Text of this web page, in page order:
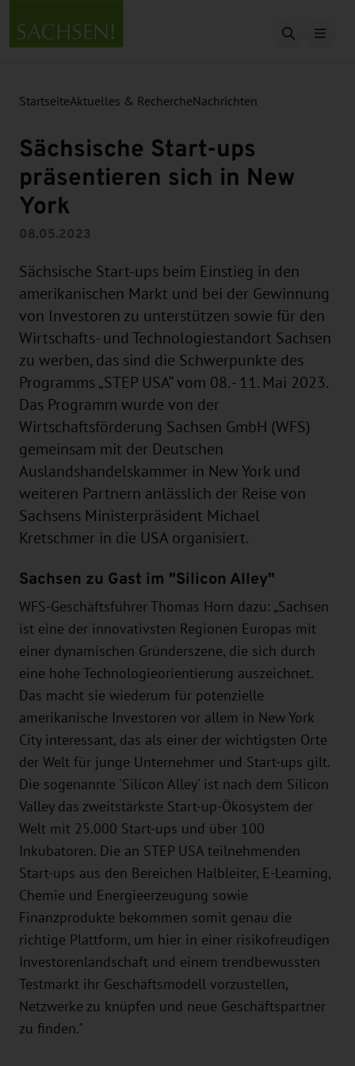
Suche
StartseiteAktuelles & RechercheNachrichten
Sächsische Start-ups
präsentieren sich in New
York
08.05.2023
Sächsische Start-ups beim Einstieg in den
amerikanischen Markt und bei der Gewinnung
von Investoren zu unterstützen sowie für den
Wirtschafts- und Technologiestandort Sachsen
zu werben, das sind die Schwerpunkte des
Programms „STEP USA“ vom 08. - 11. Mai 2023.
Das Programm wurde von der
Wirtschaftsförderung Sachsen GmbH (WFS)
gemeinsam mit der Deutschen
Auslandshandelskammer in New York und
weiteren Partnern anlässlich der Reise von
Sachsens Ministerpräsident Michael
Kretschmer in die USA organisiert.
Sachsen zu Gast im "Silicon Alley"
WFS-Geschäftsführer Thomas Horn dazu: „Sachsen
ist eine der innovativsten Regionen Europas mit
einer dynamischen Gründerszene, die sich durch
eine hohe Technologieorientierung auszeichnet.
Das macht sie wiederum für potenzielle
amerikanische Investoren vor allem in New York
City interessant, das als einer der wichtigsten Orte
der Welt für junge Unternehmer und Start-ups gilt.
Die sogenannte 'Silicon Alley' ist nach dem Silicon
Valley das zweitstärkste Start-up-Ökosystem der
Welt mit 25.000 Start-ups und über 100
Inkubatoren. Die an STEP USA teilnehmenden
Start-ups aus den Bereichen Halbleiter, E-Learning,
Chemie und Energieerzeugung sowie
Finanzprodukte bekommen somit genau die
richtige Plattform, um hier in einer risikofreudigen
Investorenlandschaft und einem trendbewussten
Testmarkt ihr Geschäftsmodell vorzustellen,
Netzwerke zu knüpfen und neue Geschäftspartner
zu finden."